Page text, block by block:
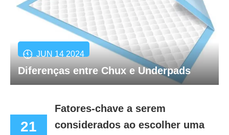
JUN 14 2024
Diferenças entre Chux e Underpads
21
Fatores-chave a serem
considerados ao escolher uma